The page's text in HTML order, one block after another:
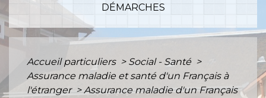
DÉMARCHES
Accueil particuliers > Social - Santé >
Assurance maladie et santé d'un Français à
l'étranger > Assurance maladie d'un Français